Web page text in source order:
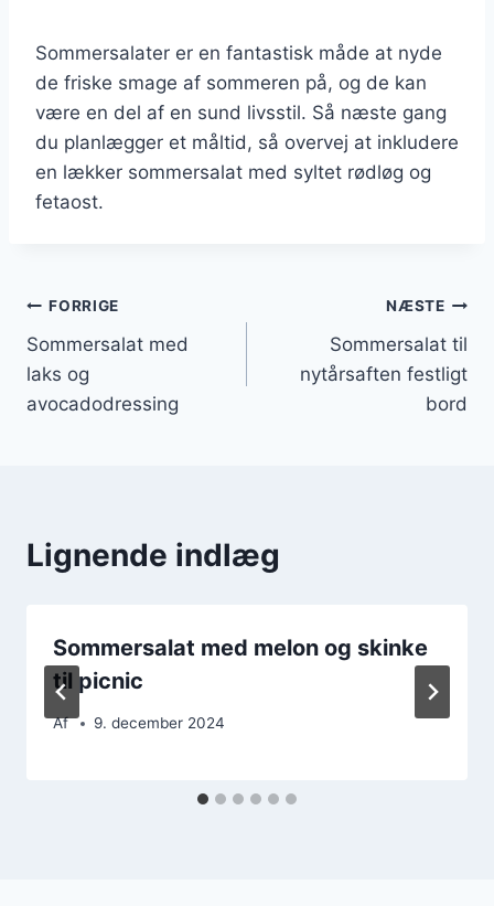
Sommersalater er en fantastisk måde at nyde
de friske smage af sommeren på, og de kan
være en del af en sund livsstil. Så næste gang
du planlægger et måltid, så overvej at inkludere
en lækker sommersalat med syltet rødløg og
fetaost.
Indlægsnavigation
FORRIGE
Sommersalat med
laks og
avocadodressing
NÆSTE
Sommersalat til
nytårsaften festligt
bord
Lignende indlæg
Sommersalat med melon og skinke
til picnic
Af 9. december 2024